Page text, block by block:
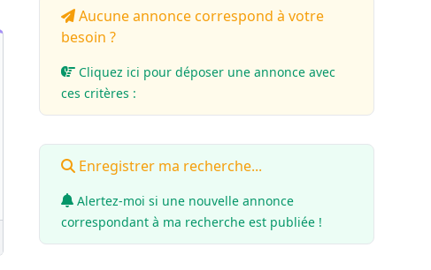
Aucune annonce correspond à votre
besoin ?
Cliquez ici pour déposer une annonce avec
ces critères :
Enregistrer ma recherche...
Alertez-moi si une nouvelle annonce
correspondant à ma recherche est publiée !